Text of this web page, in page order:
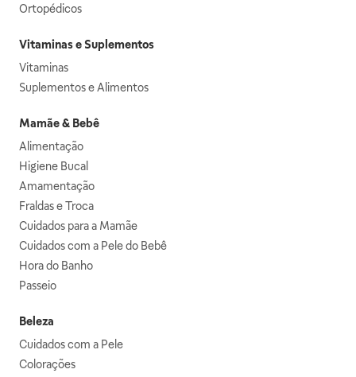
Ortopédicos
Vitaminas e Suplementos
Vitaminas
Suplementos e Alimentos
Mamãe & Bebê
Alimentação
Higiene Bucal
Amamentação
Fraldas e Troca
Cuidados para a Mamãe
Cuidados com a Pele do Bebê
Hora do Banho
Passeio
Beleza
Cuidados com a Pele
Colorações